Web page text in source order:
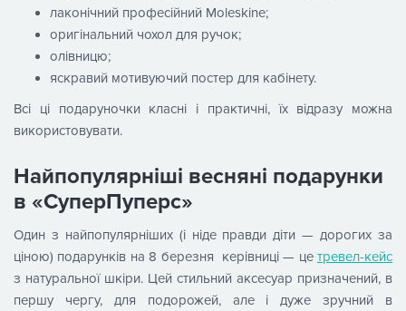
лаконічний професійний Moleskine;
оригінальний чохол для ручок;
олівницю;
яскравий мотивуючий постер для кабінету.
Всі ці подаруночки класні і практичні, їх відразу можна
використовувати.
Найпопулярніші весняні подарунки
в «СуперПуперс»
Один з найпопулярніших (і ніде правди діти — дорогих за
ціною) подарунків на 8 березня керівниці — це тревел-кейс
з натуральної шкіри. Цей стильний аксесуар призначений, в
першу чергу, для подорожей, але і дуже зручний в